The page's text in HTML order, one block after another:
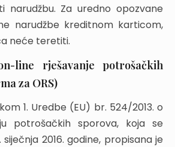
narudžbu. Za uredno opozvane
narudžbe kreditnom karticom,
neće teretiti.
line rješavanje potrošačkih
za ORS)
1. Uredbe (EU) br. 524/2013. o
potrošačkih sporova, koja se
2016. godine, propisana je